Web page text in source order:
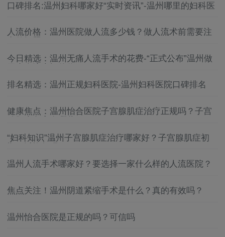
温州妇科医院哪家好
温州妇科医院
温州哪家妇科医院好
温州妇科医院怎么选
温州妇科医院好
口碑排名:温州妇科哪家好“实时资讯”-温州哪里的妇科医
人流价格：温州医院做人流多少钱？做人流术前需要注
今日精选：温州无痛人流手术的花费-“正式公布”温州做
排名精选：温州正规妇科医院-温州妇科医院口碑排名
健康焦点：温州怡合医院子宫腺肌症治疗正规吗？子宫
“妇科知识”温州子宫腺肌症治疗哪家好？子宫腺肌症初
温州人流手术哪家好？要选择一家什么样的人流医院？
焦点关注！温州阴道紧缩手术是什么？真的有效吗？
温州怡合医院是正规的吗？可信吗